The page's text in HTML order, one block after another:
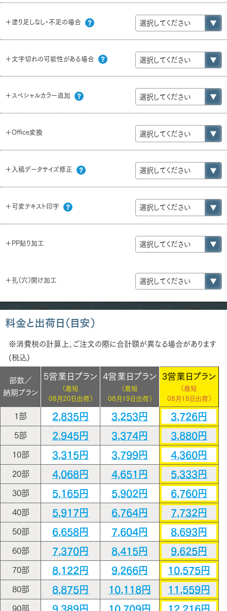
＋塗り足しなし・不足の場合
＋文字切れの可能性がある場合
＋スペシャルカラー追加
＋Office変換
＋入稿データサイズ修正
＋可変テキスト印字
＋PP貼り加工
＋孔（穴）開け加工
料金と出荷日（目安）
※消費税の計算上、ご注文の際に合計額が異なる場合があります
(税込)
部数／
納期プラン
5営業日プラン
（最短
08月20日出荷）
4営業日プラン
（最短
08月19日出荷）
3営業日プラン
（最短
08月18日出荷）
1部 2,835円 3,253円 3,726円
5部 2,945円 3,374円 3,880円
10部 3,315円 3,799円 4,360円
20部 4,068円 4,651円 5,333円
30部 5,165円 5,902円 6,760円
40部 5,917円 6,764円 7,732円
50部 6,658円 7,604円 8,693円
60部 7,370円 8,415円 9,625円
70部 8,122円 9,266円 10,575円
80部 8,875円 10,118円 11,559円
90部 9,389円 10,709円 12,216円